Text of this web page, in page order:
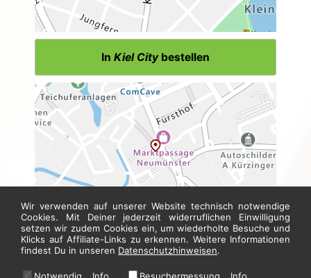
In Kiel Citybestellen
InNeumünsterbestellen
Wir verwenden auf unserer Website technisch notwendige
Cookies. Mit Deiner jederzeit widerruflichen Einwilligung
setzen wir zudem Cookies ein, um wiederholte Besuche und
Klicks auf Affiliate-Links zu erkennen. Weitere Informationen
findest Du in unseren Datenschutzhinweisen.